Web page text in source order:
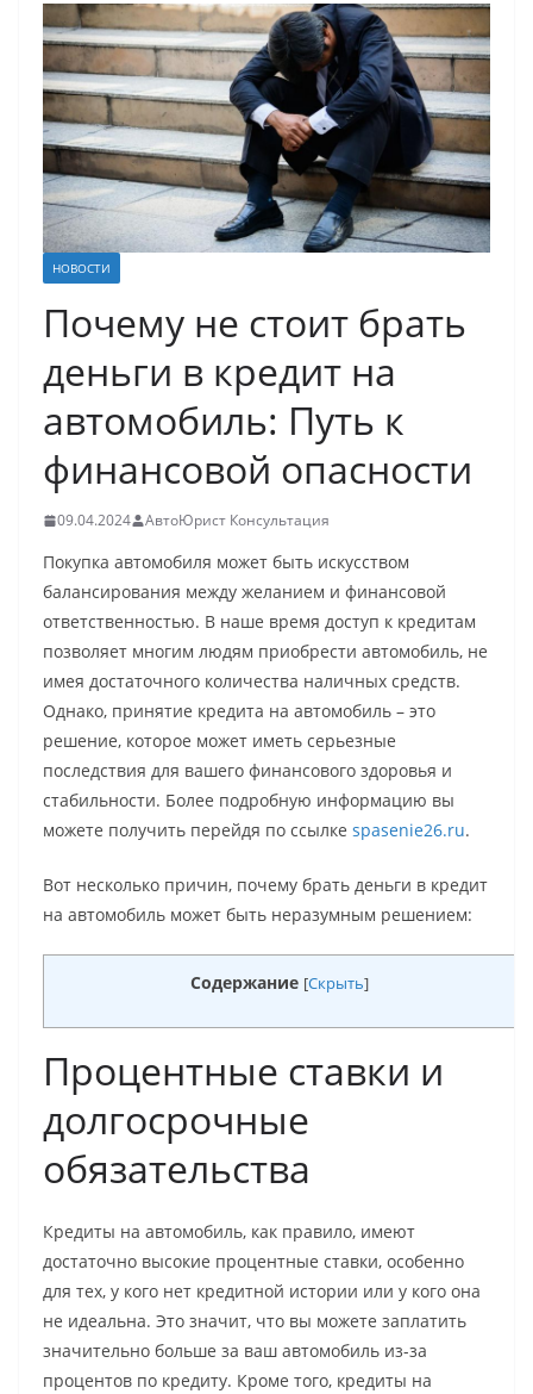
НОВОСТИ
Почему не стоит брать
деньги в кредит на
автомобиль: Путь к
финансовой опасности
09.04.2024 АвтоЮрист Консультация
Покупка автомобиля может быть искусством
балансирования между желанием и финансовой
ответственностью. В наше время доступ к кредитам
позволяет многим людям приобрести автомобиль, не
имея достаточного количества наличных средств.
Однако, принятие кредита на автомобиль – это
решение, которое может иметь серьезные
последствия для вашего финансового здоровья и
стабильности. Более подробную информацию вы
можете получить перейдя по ссылке spasenie26.ru.
Вот несколько причин, почему брать деньги в кредит
на автомобиль может быть неразумным решением:
Содержание [Скрыть]
Процентные ставки и
долгосрочные
обязательства
Кредиты на автомобиль, как правило, имеют
достаточно высокие процентные ставки, особенно
для тех, у кого нет кредитной истории или у кого она
не идеальна. Это значит, что вы можете заплатить
значительно больше за ваш автомобиль из-за
процентов по кредиту. Кроме того, кредиты на